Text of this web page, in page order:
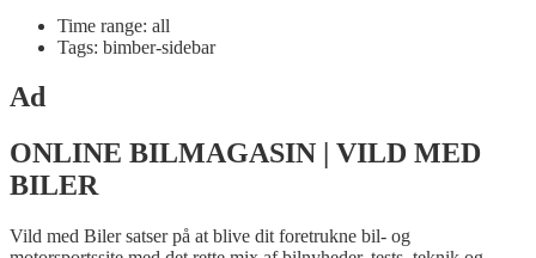
Time range: all
Tags: bimber-sidebar
Ad
ONLINE BILMAGASIN | VILD MED
BILER
Vild med Biler satser på at blive dit foretrukne bil- og